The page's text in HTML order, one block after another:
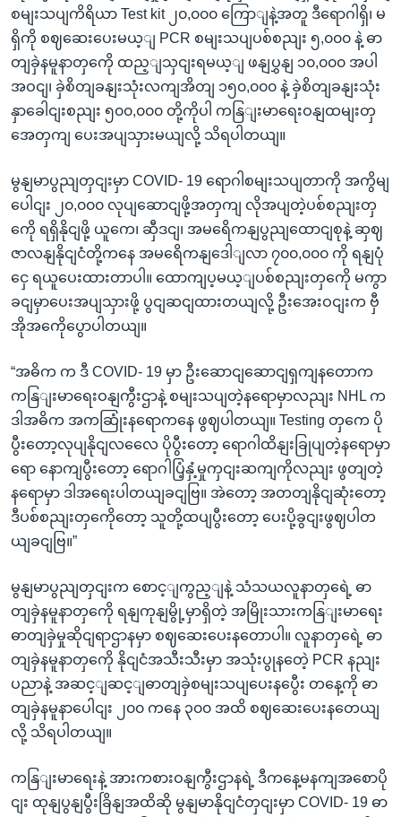
စမျးသပျကိရိယာ Test kit ၂၀,၀၀၀ ကြောျနဲ့အတူ ဒီရောဂါရှိ၊ မ
ရှိကို စဈဆေးပေးမယ့ျ PCR စမျးသပျပစ်စညျး ၅,၀၀၀ နဲ့ ဓာ
တျခှဲနမူနာတှကေို ထည့ျသှငျးရမယ့ျ ဖနျပွှနျ ၁၀,၀၀၀ အပါ
အဝငျ၊ ခှဲစိတျခနျးသုံးလကျအိတျ ၁၅၀,၀၀၀ နဲ့ ခှဲစိတျခနျးသုံး
နှာခေါငျးစညျး ၅၀၀,၀၀၀ တို့ကိုပါ ကနြျးမာရေးဝနျထမျးတှ
အေတှကျ ပေးအပျသှားမယျလို့ သိရပါတယျ။
မွနျမာပွညျတှငျးမှာ COVID- 19 ရောဂါစမျးသပျတာကို အကွိမျ
ပေါငျး ၂၀,၀၀၀ လုပျဆောငျဖို့အတှကျ လိုအပျတဲ့ပစ်စညျးတှ
ကေို ရရှိနိုငျဖို့ ယူကေ၊ ဆှီဒငျ၊ အမရေိကနျပွညျထောငျစုနဲ့ ဆှဈ
ဇာလနျနိုငျငံတို့ကနေ အမရေိကနျဒေါျလာ ၇၀၀,၀၀၀ ကို ရနျပုံ
ငှေ ရယူပေးထားတာပါ။ ထောကျပ့မယ့ျပစ်စညျးတှကေို မကွာ
ခငျမှာပေးအပျသှားဖို့ ပွငျဆငျထားတယျလို့ ဦးအေးဝငျးက ဗှီ
အိုအကေိုပွောပါတယျ။
“အဓိက က ဒီ COVID- 19 မှာ ဦးဆောငျဆောငျရှကျနတောက
ကနြျးမာရေးဝနျကွီးဌာနဲ့ စမျးသပျတဲ့နရောမှာလညျး NHL က
ဒါအဓိက အကဆြုံးနရောကနေ ဖွဈပါတယျ။ Testing တှကေ ပို
ပွီးတော့လုပျနိုငျလလေေ ပိုပွီးတော့ ရောဂါထိနျးခြုပျတဲ့နရောမှာ
ရော နောကျပွီးတော့ ရောဂါပြံ့နှံ့မှုကှငျးဆကျကိုလညျး ဖွတျတဲ့
နရောမှာ ဒါအရေးပါတယျခငျဗြ။ အဲတော့ အတတျနိုငျဆုံးတော့
ဒီပစ်စညျးတှကေိုတော့ သူတို့ထပျပွီးတော့ ပေးပို့ခွငျးဖွဈပါတ
ယျခငျဗြ။”
မွနျမာပွညျတှငျးက စောင့ျကွည့ျနဲ့ သံသယလူနာတှရေဲ့ ဓာ
တျခှဲနမူနာတှကေို ရနျကုနျမွို့မှာရှိတဲ့ အမြိုးသားကနြျးမာရေး
ဓာတျခှဲမှုဆိုငျရာဌာနမှာ စဈဆေးပေးနတောပါ။ လူနာတှရေဲ့ ဓာ
တျခှဲနမူနာတှကေို နိုငျငံအသီးသီးမှာ အသုံးပွုနတေဲ့ PCR နညျး
ပညာနဲ့ အဆင့ျဆင့ျဓာတျခှဲစမျးသပျပေးနပွေီး တနေ့ကို ဓာ
တျခှဲနမူနာပေါငျး ၂၀၀ ကနေ ၃၀၀ အထိ စဈဆေးပေးနတေယျ
လို့ သိရပါတယျ။
ကနြျးမာရေးနဲ့ အားကစားဝနျကွီးဌာနရဲ့ ဒီကနေ့မနကျအစောပို
ငျး ထုနျပွနျပွီးခြိနျအထိဆို မွနျမာနိုငျငံတှငျးမှာ COVID- 19 ဓာ